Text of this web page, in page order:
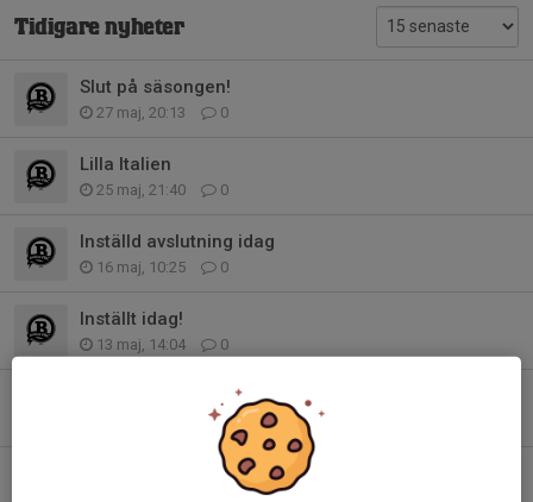
Tidigare nyheter
Slut på säsongen!
27 maj, 20:13 0
Lilla Italien
25 maj, 21:40 0
Inställd avslutning idag
16 maj, 10:25 0
Inställt idag!
13 maj, 14:04 0
Avslutningen och fortsatta träningar
0
Avslutning och träningar och påminnelse